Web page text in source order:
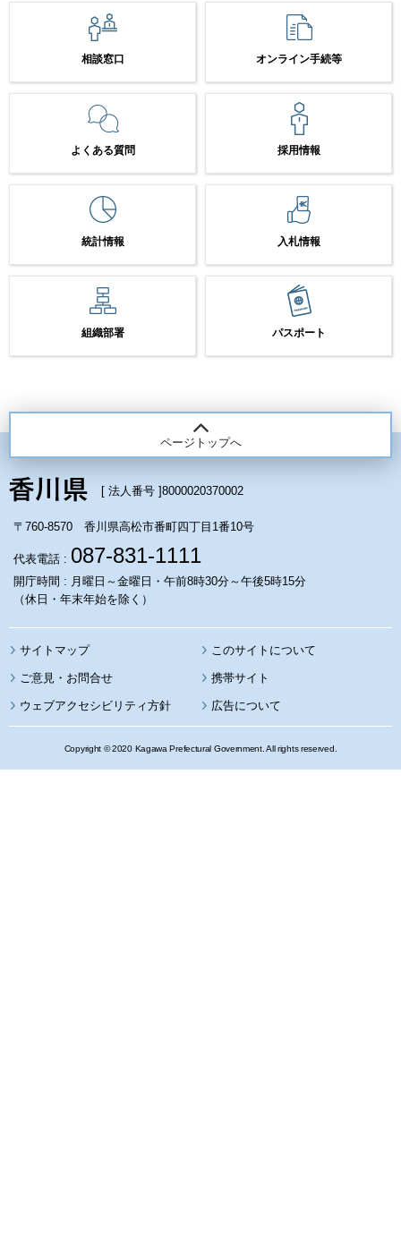
相談窓口 オンライン手続等
よくある質問 採用情報
統計情報 入札情報
組織部署 パスポート
ページトップへ
[ 法人番号 ]8000020370002
〒760-8570 香川県高松市番町四丁目1番10号
代表電話 : 087-831-1111
開庁時間 : 月曜日～金曜日・午前8時30分～午後5時15分
（休日・年末年始を除く）
サイトマップ このサイトについて
携帯サイト
ウェブアクセシビリティ方針 広告について
Copyright © 2020 Kagawa Prefectural Government. All rights reserved.